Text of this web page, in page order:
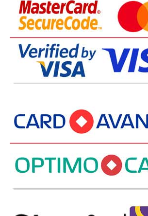
-26%
Coltar extensibil cu lada
Coltare extensibile cu lada | Canapele de colt pe
Atunci cand cautati o canapea de colt pentru
extensibil pentru living va recomandam sa aveti in
suprafetei de dormit, grila de preturi de vanzare
Stoc Epuizat -